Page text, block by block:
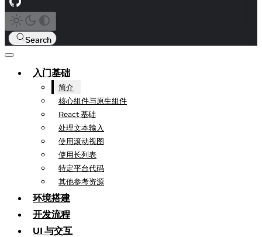
Search
入门基础
简介
核心组件与原生组件
React 基础
处理文本输入
使用滚动视图
使用长列表
特定平台代码
其他参考资源
环境搭建
开发流程
UI 与交互